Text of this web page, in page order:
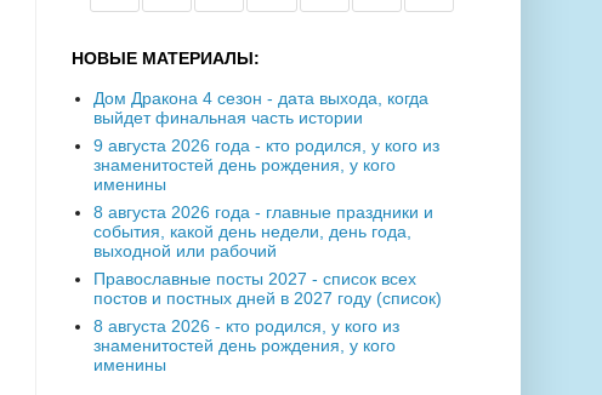
НОВЫЕ МАТЕРИАЛЫ:
Дом Дракона 4 сезон - дата выхода, когда
выйдет финальная часть истории
9 августа 2026 года - кто родился, у кого из
знаменитостей день рождения, у кого
именины
8 августа 2026 года - главные праздники и
события, какой день недели, день года,
выходной или рабочий
Православные посты 2027 - список всех
постов и постных дней в 2027 году (список)
8 августа 2026 - кто родился, у кого из
знаменитостей день рождения, у кого
именины